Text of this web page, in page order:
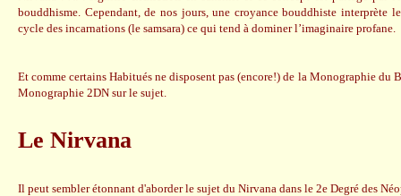
bouddhisme. Cependant, de nos jours, une croyance bouddhiste interprète
cycle des incarnations (le samsara) ce qui tend à dominer l’imaginaire profane.
Et comme certains Habitués ne disposent pas (encore!) de la Monographie du
Monographie 2DN sur le sujet.
Le Nirvana
Il peut sembler étonnant d'aborder le sujet du Nirvana dans le 2e Degré des